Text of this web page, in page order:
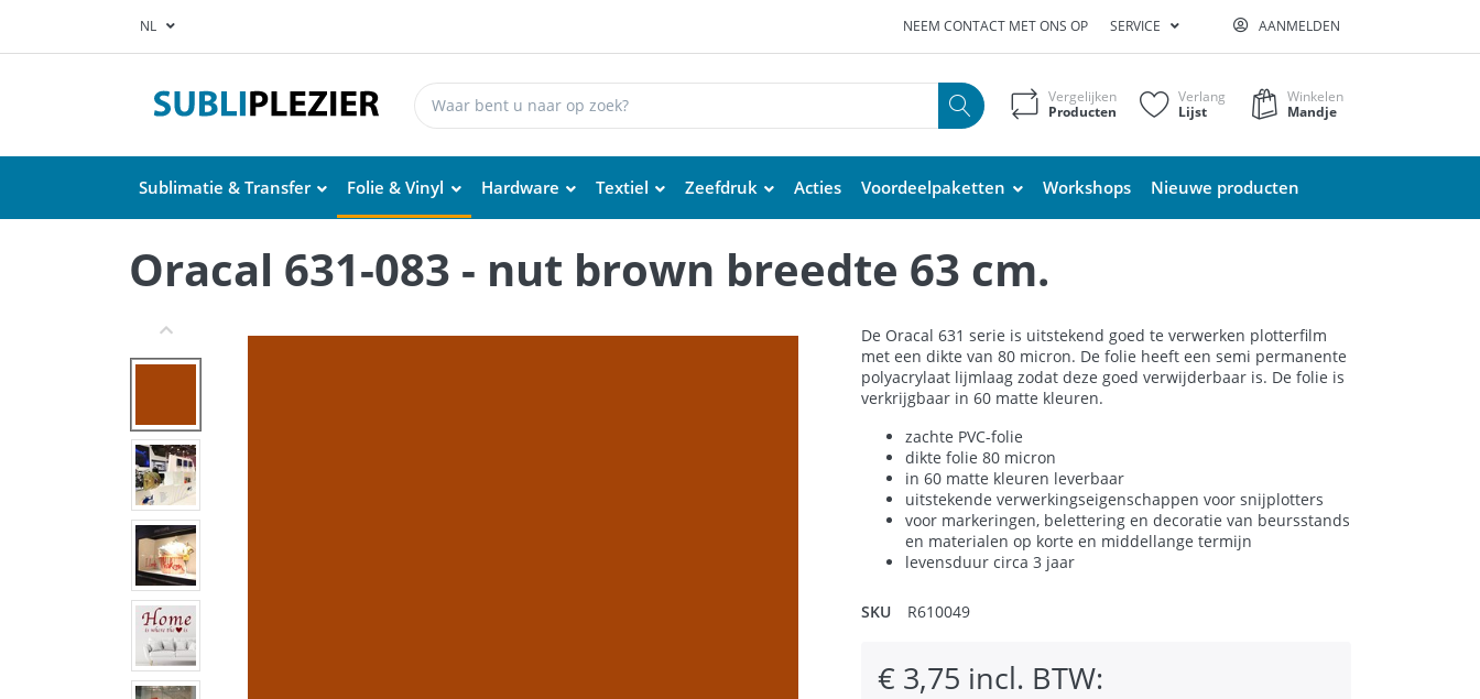
NL NEEM CONTACT MET ONS OP SERVICE AANMELDEN
Vergelijken
Producten
Verlang
Lijst
Winkelen
Mandje
Sublimatie & Transfer Folie & Vinyl Hardware Textiel Zeefdruk Acties Voordeelpaketten Workshops Nieuwe producten
Oracal 631-083 - nut brown breedte 63 cm.
De Oracal 631 serie is uitstekend goed te verwerken plotterfilm
met een dikte van 80 micron. De folie heeft een semi permanente
polyacrylaat lijmlaag zodat deze goed verwijderbaar is. De folie is
verkrijgbaar in 60 matte kleuren.
zachte PVC-folie
dikte folie 80 micron
in 60 matte kleuren leverbaar
uitstekende verwerkingseigenschappen voor snijplotters
voor markeringen, belettering en decoratie van beursstands
en materialen op korte en middellange termijn
levensduur circa 3 jaar
SKU R610049
€ 3,75 incl. BTW: